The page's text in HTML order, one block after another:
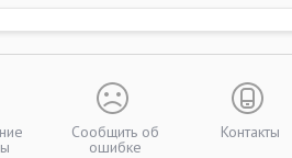
Сообщить об
ошибке
Контакты